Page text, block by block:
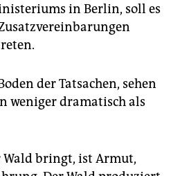
in Berlin, soll es
der Tatsachen, sehen
weniger dramatisch als
Wald bringt, ist Armut,